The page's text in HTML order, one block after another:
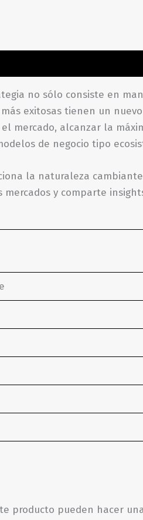
no sólo consiste en
exitosas tienen un
mercado, alcanzar la
de negocio tipo
la naturaleza
y comparte
producto pueden hacer